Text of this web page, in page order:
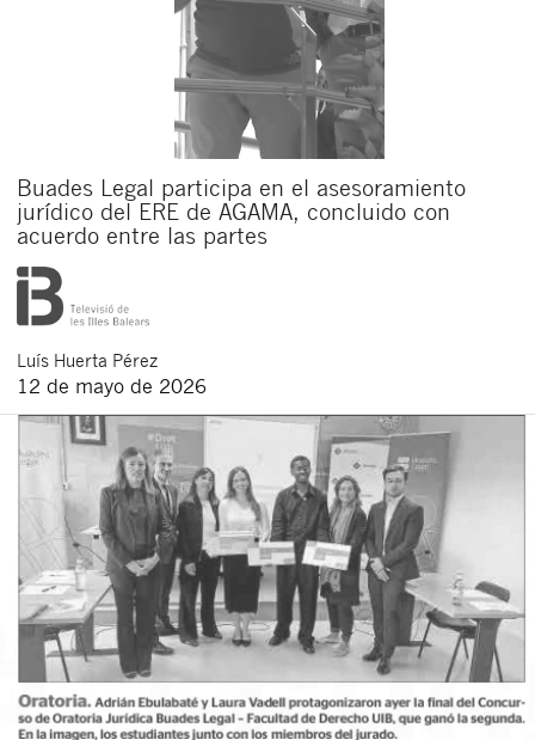
Buades Legal participa en el asesoramiento
jurídico del ERE de AGAMA, concluido con
acuerdo entre las partes
Luís Huerta Pérez
12 de mayo de 2026